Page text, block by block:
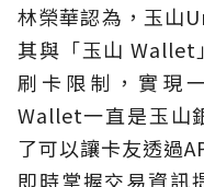
林榮華認為，玉山
其與「玉山 Wallet
刷卡限制，實現
Wallet一直是玉山
了可以讓卡友透過
即時掌握交易資訊